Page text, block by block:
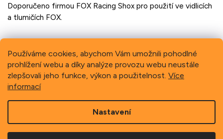
Používáme cookies, abychom Vám umožnili pohodlné
prohlížení webu a díky analýze provozu webu neustále
zlepšovali jeho funkce, výkon a použitelnost. Více
informací
Nastavení
Doporučeno firmou FOX Racing Shox pro použití ve vidlicích
a tlumičích FOX.
Previous
Copyright 2026Schindler, spol. s r.o.. Všechna práva